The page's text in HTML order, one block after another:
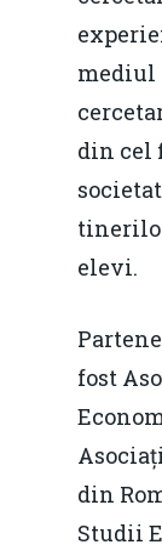
mediul
din cel
elevi.
fost
din
Studii